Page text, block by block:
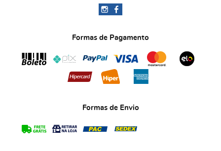
Formas de Pagamento
Formas de Envio